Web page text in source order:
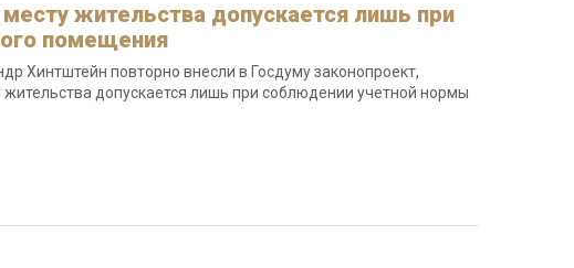
жительства допускается лишь при
помещения
Хинтштейн повторно внесли в Госдуму законопроект,
допускается лишь при соблюдении учетной нормы